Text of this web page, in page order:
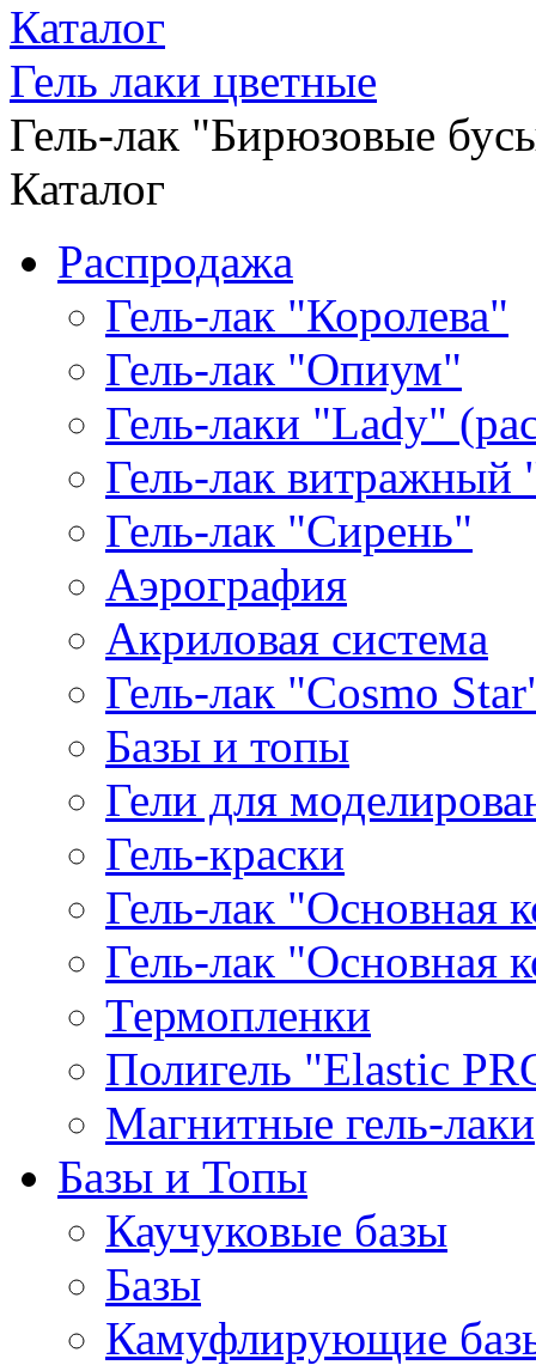
Каталог
Гель лаки цветные
Гель-лак "Бирюзовые
Каталог
Распродажа
Гель-лак "Королева"
Гель-лак "Опиум"
Гель-лаки "Lady"
Гель-лак витражный
Гель-лак "Сирень"
Аэрография
Акриловая система
Гель-лак "Cosmo
Базы и топы
Гели для
Гель-краски
Гель-лак "Основная
Гель-лак "Основная
Термопленки
Полигель "Elastic
Магнитные гель-лаки
Базы и Топы
Каучуковые базы
Базы
Камуфлирующие